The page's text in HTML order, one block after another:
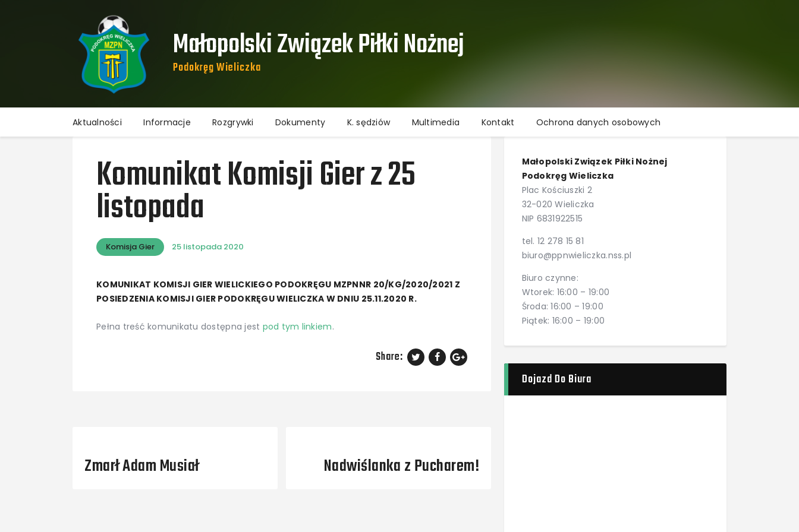
Małopolski Związek Piłki Nożnej ​
Podokręg Wieliczka​
Aktualności Informacje Rozgrywki Dokumenty K. sędziów Multimedia Kontakt Ochrona danych osobowych
Informacje
Rozgrywki
Multimedia
Kontakt
Komunikat Komisji Gier z 25
listopada
Komisja Gier 25 listopada 2020
KOMUNIKAT KOMISJI GIER WIELICKIEGO PODOKRĘGU MZPNNR 20/KG/2020/2021 Z
POSIEDZENIA KOMISJI GIER PODOKRĘGU WIELICZKA W DNIU 25.11.2020 R.
Pełna treść komunikatu dostępna jest pod tym linkiem.
Share:
Zmarł Adam Musiał Nadwiślanka z Pucharem!
Małopolski Związek Piłki Nożnej
Podokręg Wieliczka
Plac Kościuszki 2
32-020 Wieliczka
NIP 6831922515
tel. 12 278 15 81
biuro@ppnwieliczka.nss.pl
Biuro czynne:
Wtorek: 16:00 – 19:00
Środa: 16:00 – 19:00
Piątek: 16:00 – 19:00
Dojazd Do Biura